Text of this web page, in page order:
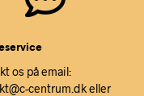
os på email:
centrum.dk eller